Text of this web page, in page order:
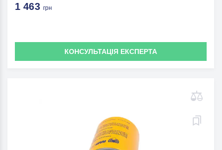
1 463 грн
КОНСУЛЬТАЦІЯ ЕКСПЕРТА